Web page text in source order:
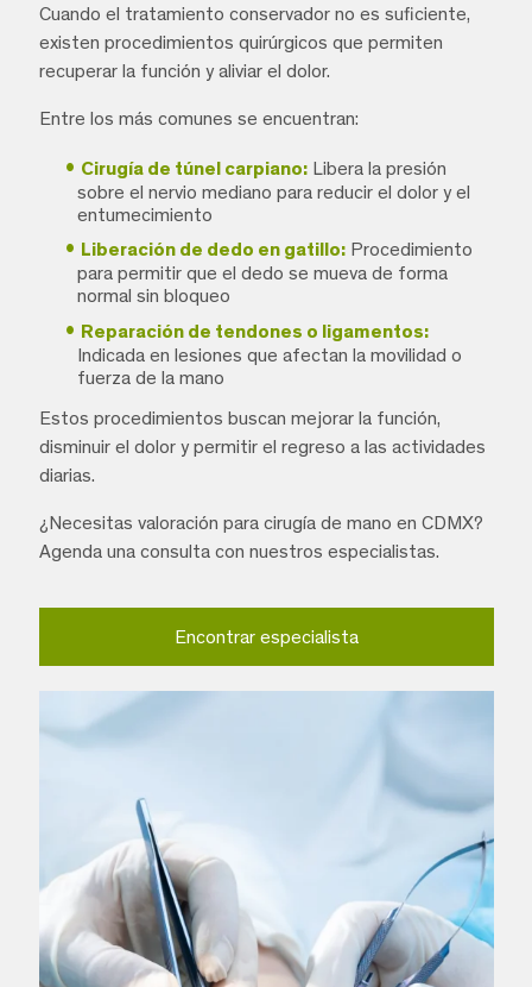
Cuando el tratamiento conservador no es suficiente,
existen procedimientos quirúrgicos que permiten
recuperar la función y aliviar el dolor.
Entre los más comunes se encuentran:
Cirugía de túnel carpiano:Libera la presión
sobre el nervio mediano para reducir el dolor y el
entumecimiento
Liberación de dedo en gatillo:Procedimiento
para permitir que el dedo se mueva de forma
normal sin bloqueo
Reparación de tendones o ligamentos:
Indicada en lesiones que afectan la movilidad o
fuerza de la mano
Estos procedimientos buscan mejorar la función,
disminuir el dolor y permitir el regreso a las actividades
diarias.
¿Necesitas valoración para cirugía de mano en CDMX?
Agenda una consulta con nuestros especialistas.
Encontrar especialista